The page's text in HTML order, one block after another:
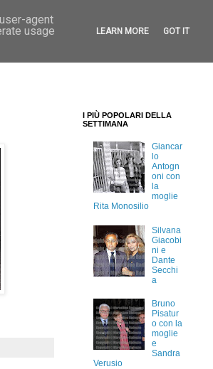
I PIÙ POPOLARI DELLA
SETTIMANA
Giancar
lo
Antogn
oni con
la
moglie
Rita Monosilio
Silvana
Giacobi
ni e
Dante
Secchi
a
Bruno
Pisatur
o con la
moglie
e
Sandra
Verusio
agent
usage
LEARN MORE GOT IT